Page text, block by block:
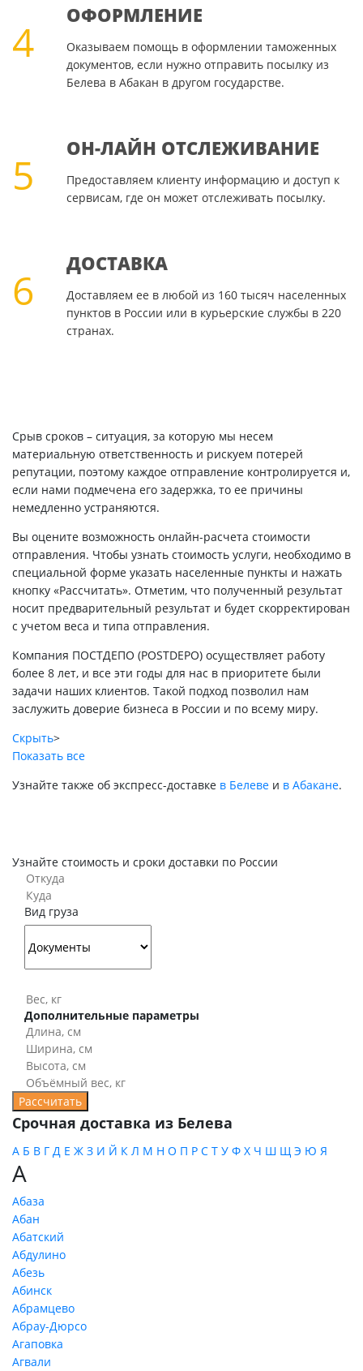
4
ОФОРМЛЕНИЕ
Оказываем помощь в оформлении таможенных
документов, если нужно отправить посылку из
Белева в Абакан в другом государстве.
5
ОН-ЛАЙН ОТСЛЕЖИВАНИЕ
Предоставляем клиенту информацию и доступ к
сервисам, где он может отслеживать посылку.
6
ДОСТАВКА
Доставляем ее в любой из 160 тысяч населенных
пунктов в России или в курьерские службы в 220
странах.
Срыв сроков – ситуация, за которую мы несем
материальную ответственность и рискуем потерей
репутации, поэтому каждое отправление контролируется и,
если нами подмечена его задержка, то ее причины
немедленно устраняются.
Вы оцените возможность онлайн-расчета стоимости
отправления. Чтобы узнать стоимость услуги, необходимо в
специальной форме указать населенные пункты и нажать
кнопку «Рассчитать». Отметим, что полученный результат
носит предварительный результат и будет скорректирован
с учетом веса и типа отправления.
Компания ПОСТДЕПО (POSTDEPO) осуществляет работу
более 8 лет, и все эти годы для нас в приоритете были
задачи наших клиентов. Такой подход позволил нам
заслужить доверие бизнеса в России и по всему миру.
Скрыть>
Показать все
Узнайте также об экспресс-доставке в Белеве и в Абакане.
Узнайте стоимость и сроки доставки по России
Вид груза
Дополнительные параметры
Срочная доставка из Белева
А Б В Г Д Е Ж З И Й К Л М Н О П Р С Т У Ф Х Ч Ш Щ Э Ю Я
А
Абаза
Абан
Абатский
Абдулино
Абезь
Абинск
Абрамцево
Абрау-Дюрсо
Агаповка
Агвали